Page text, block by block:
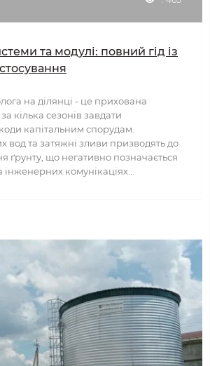
та модулі: повний гід із
на ділянці - це прихована
кілька сезонів завдати
капітальним спорудам.
вод та затяжні зливи призводять до
ґрунту, що негативно позначається
комунікаціях...